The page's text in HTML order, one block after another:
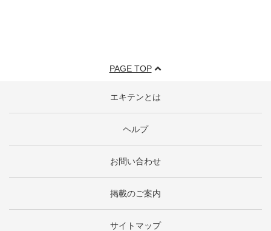
PAGE TOP
エキテンとは
ヘルプ
お問い合わせ
掲載のご案内
サイトマップ